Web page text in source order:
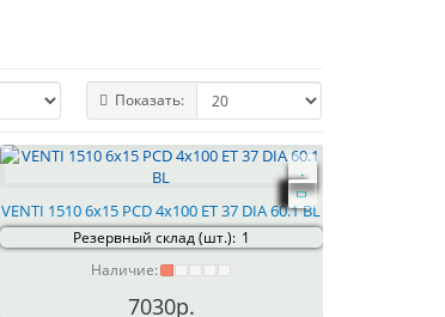
Показать:
VENTI 1510 6x15 PCD 4x100 ET 37 DIA 60.1 BL
Резервный склад (шт.): 1
Наличие:
7030р.